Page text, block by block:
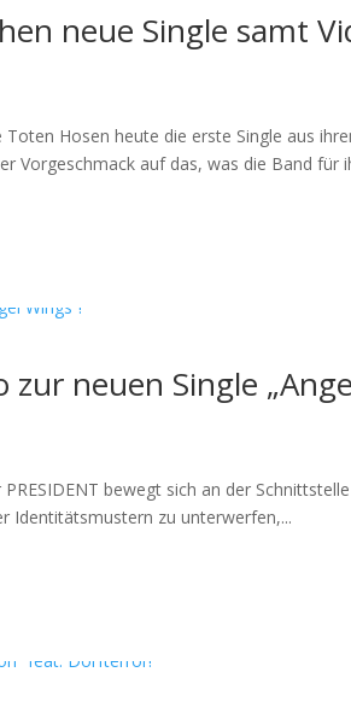
neue Single samt
Hosen heute die erste Single aus
Vorgeschmack auf das, was die Band für
neuen Single
bewegt sich an der
Identitätsmustern zu unterwerfen,...